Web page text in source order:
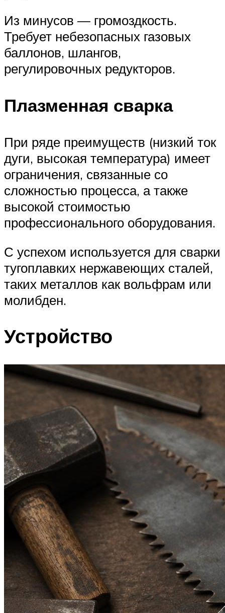
Из минусов — громоздкость.
Требует небезопасных газовых
баллонов, шлангов,
регулировочных редукторов.
Плазменная сварка
При ряде преимуществ (низкий ток
дуги, высокая температура) имеет
ограничения, связанные со
сложностью процесса, а также
высокой стоимостью
профессионального оборудования.
С успехом используется для сварки
тугоплавких нержавеющих сталей,
таких металлов как вольфрам или
молибден.
Устройство